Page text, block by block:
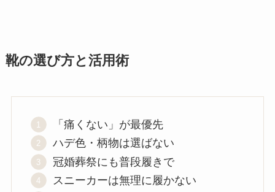
靴の選び方と活用術
「痛くない」が最優先
ハデ色・柄物は選ばない
冠婚葬祭にも普段履きで
スニーカーは無理に履かない